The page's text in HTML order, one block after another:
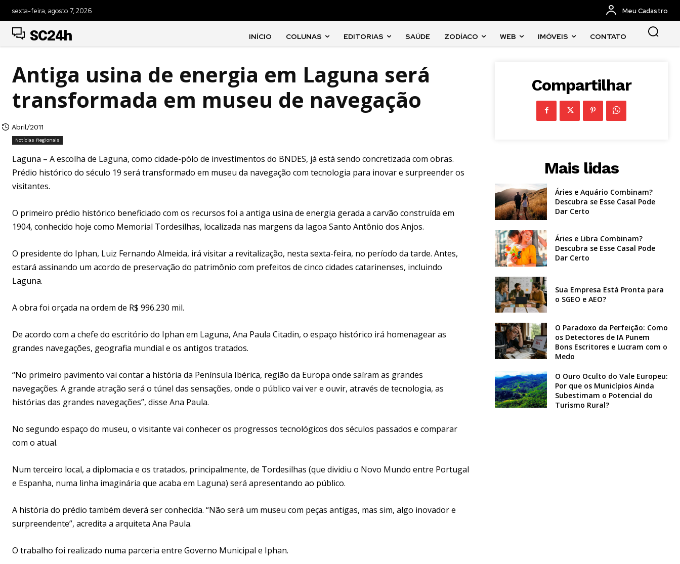
sexta-feira, agosto 7, 2026 Meu Cadastro
SC24h INÍCIO COLUNAS EDITORIAS SAÚDE ZODÍACO WEB IMÓVEIS CONTATO
Antiga usina de energia em Laguna será
transformada em museu de navegação
Abril/2011
Notícias Regionais
Laguna – A escolha de Laguna, como cidade-pólo de investimentos do BNDES, já está sendo concretizada com obras.
Prédio histórico do século 19 será transformado em museu da navegação com tecnologia para inovar e surpreender os
visitantes.
O primeiro prédio histórico beneficiado com os recursos foi a antiga usina de energia gerada a carvão construída em
1904, conhecido hoje como Memorial Tordesilhas, localizada nas margens da lagoa Santo Antônio dos Anjos.
O presidente do Iphan, Luiz Fernando Almeida, irá visitar a revitalização, nesta sexta-feira, no período da tarde. Antes,
estará assinando um acordo de preservação do patrimônio com prefeitos de cinco cidades catarinenses, incluindo
Laguna.
A obra foi orçada na ordem de R$ 996.230 mil.
De acordo com a chefe do escritório do Iphan em Laguna, Ana Paula Citadin, o espaço histórico irá homenagear as
grandes navegações, geografia mundial e os antigos tratados.
“No primeiro pavimento vai contar a história da Península Ibérica, região da Europa onde saíram as grandes
navegações. A grande atração será o túnel das sensações, onde o público vai ver e ouvir, através de tecnologia, as
histórias das grandes navegações”, disse Ana Paula.
No segundo espaço do museu, o visitante vai conhecer os progressos tecnológicos dos séculos passados e comparar
com o atual.
Num terceiro local, a diplomacia e os tratados, principalmente, de Tordesilhas (que dividiu o Novo Mundo entre Portugal
e Espanha, numa linha imaginária que acaba em Laguna) será apresentando ao público.
A história do prédio também deverá ser conhecida. “Não será um museu com peças antigas, mas sim, algo inovador e
surpreendente”, acredita a arquiteta Ana Paula.
O trabalho foi realizado numa parceria entre Governo Municipal e Iphan.
Compartilhar
Mais lidas
Áries e Aquário Combinam?
Descubra se Esse Casal Pode
Dar Certo
Áries e Libra Combinam?
Descubra se Esse Casal Pode
Dar Certo
Sua Empresa Está Pronta para
o SGEO e AEO?
O Paradoxo da Perfeição: Como
os Detectores de IA Punem
Bons Escritores e Lucram com o
Medo
O Ouro Oculto do Vale Europeu:
Por que os Municípios Ainda
Subestimam o Potencial do
Turismo Rural?